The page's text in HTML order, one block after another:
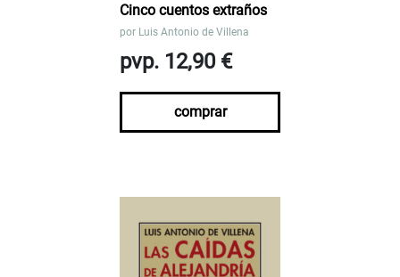
Cinco cuentos extraños
por Luis Antonio de Villena
pvp. 12,90 €
comprar